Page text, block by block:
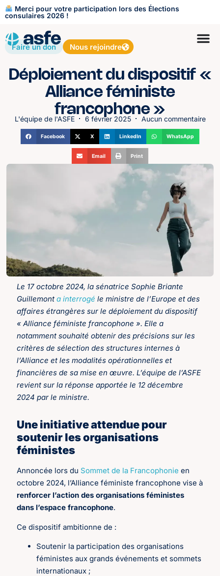
Merci pour votre participation lors des Élections
consulaires 2026 !
Faire un don Nous rejoindre
Déploiement du dispositif «
Alliance féministe
francophone »
L'équipe de l'ASFE 6 février 2025 Aucun commentaire
Facebook X LinkedIn WhatsApp
Email Print
Le 17 octobre 2024, la sénatrice Sophie Briante
Guillemonta interrogé le ministre de l’Europe et des
affaires étrangères sur le déploiement du dispositif
« Alliance féministe francophone ». Elle a
notamment souhaité obtenir des précisions sur les
critères de sélection des structures internes à
l’Alliance et les modalités opérationnelles et
financières de sa mise en œuvre. L’équipe de l’ASFE
revient sur la réponse apportée le 12 décembre
2024 par le ministre.
Une initiative attendue pour
soutenir les organisations
féministes
Annoncée lors du Sommet de la Francophonieen
octobre 2024, l’Alliance féministe francophone vise à
renforcer l’action des organisations féministes
dans l’espace francophone.
Ce dispositif ambitionne de :
Soutenir la participation des organisations
féministes aux grands événements et sommets
internationaux ;